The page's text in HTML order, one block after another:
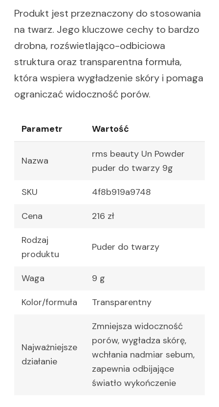
Produkt jest przeznaczony do stosowania
na twarz. Jego kluczowe cechy to bardzo
drobna, rozświetlająco-odbiciowa
struktura oraz transparentna formuła,
która wspiera wygładzenie skóry i pomaga
ograniczać widoczność porów.
Parametr Wartość
Nazwa
rms beauty Un Powder
puder do twarzy 9g
SKU 4f8b919a9748
Cena 216 zł
Rodzaj
produktu
Puder do twarzy
Waga 9 g
Kolor/formuła Transparentny
Najważniejsze
działanie
Zmniejsza widoczność
porów, wygładza skórę,
wchłania nadmiar sebum,
zapewnia odbijające
światło wykończenie